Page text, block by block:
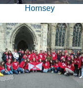
Hornsey